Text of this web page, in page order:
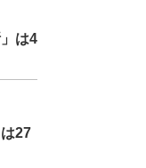
は4
27